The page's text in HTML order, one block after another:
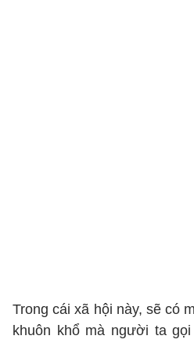
Trong cái xã hội này, sẽ có
khuôn khổ mà người ta